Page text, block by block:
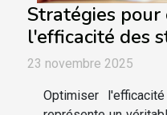
Stratégies pour
l'efficacité des
23 novembre 2025
Optimiser